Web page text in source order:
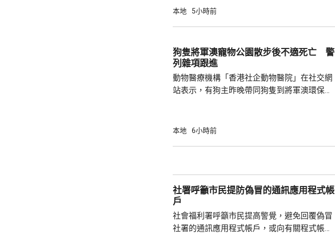
方面，上半年從內地持單程證的新來澳人士有
本地 5小時前
狗隻將軍澳寵物公園散步後不適死亡 警
列雜項跟進
動物醫療機構「香港社企動物醫院」在社交網
站表示，有狗主昨晚帶同狗隻到將軍澳環保大
亡，狗主事後聯絡交由漁護署化驗。 警方表
本地 6小時前
社署呼籲市民提防偽冒的通訊應用程式帳
戶
社會福利署呼籲市民提高警覺，避免回覆偽冒
社署的通訊應用程式帳戶，或向有關程式帳戶